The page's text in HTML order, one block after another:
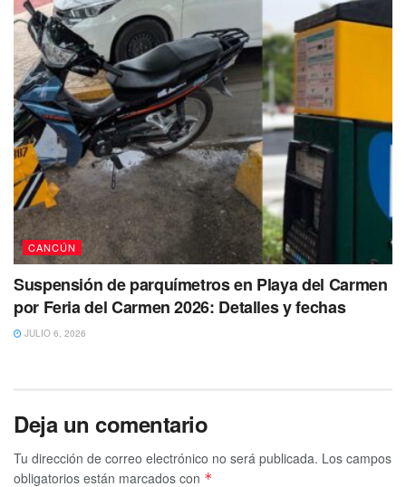
Cabe mencionar que trascendió en el lugar que la cabeza
pertenecería al cuerpo hallado ayer por la noche el cual se
encontraba totalmente desmembrado y que presuntamente
habría sido dejado junto con una ‘narcocartulina’ sin
embargo, corresponderá a las autoridades dar mayor
detalle de este caso.
Tags: Cancun Ejecutado muerte violencia
CANCÚN
Suspensión de parquímetros en Playa del Carmen
por Feria del Carmen 2026: Detalles y fechas
JULIO 6, 2026
Deja un comentario
Tu dirección de correo electrónico no será publicada. Los campos
obligatorios están marcados con *